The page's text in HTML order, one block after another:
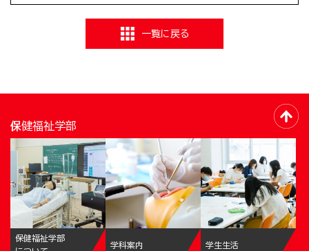
一覧に戻る
保健福祉学部
保健福祉学部
学科案内 学生生活